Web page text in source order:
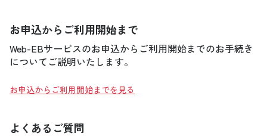
お申込からご利用開始まで
Web-EBサービスのお申込からご利用開始までのお手続き
についてご説明いたします。
お申込からご利用開始までを見る
よくあるご質問